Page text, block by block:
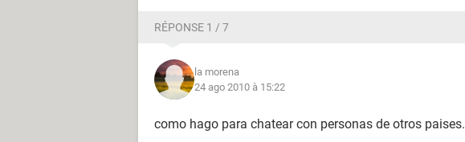
RÉPONSE 1 / 7
la morena
24 ago 2010 à 15:22
como hago para chatear con personas de otros paises.